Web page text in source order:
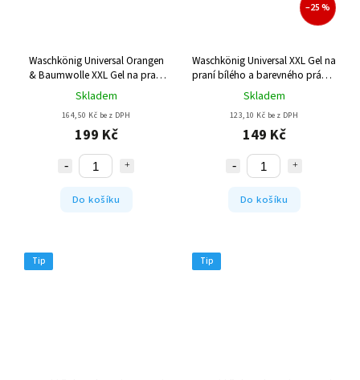
Waschkönig Universal Orangen
& Baumwolle XXL Gel na praní
bílého a barevného prádla 100
Pracích cyklů
Skladem
164,50 Kč bez DPH
199 Kč
Do košíku
–25 %
Waschkönig Universal XXL Gel na
praní bílého a barevného prádla
110 Pracích cyklů
Skladem
123,10 Kč bez DPH
149 Kč
Do košíku
Tip Tip